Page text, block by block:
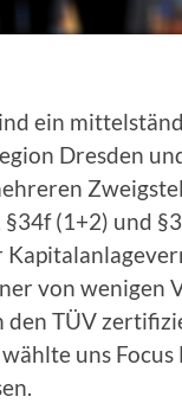
ein
Dresden
§34f (1+2) und
von wenigen
den TÜV
uns